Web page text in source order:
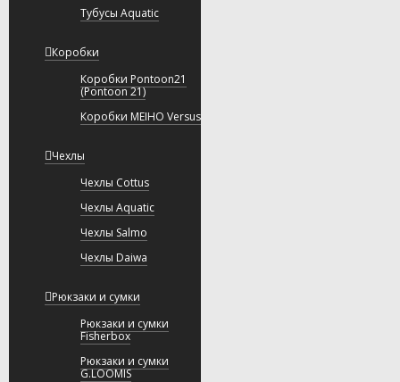
Тубусы Aquatic
Коробки
Коробки Pontoon21
(Pontoon 21)
Коробки MEIHO Versus
Чехлы
Чехлы Cottus
Чехлы Aquatic
Чехлы Salmo
Чехлы Daiwa
Рюкзаки и сумки
Рюкзаки и сумки
Fisherbox
Рюкзаки и сумки
G.LOOMIS